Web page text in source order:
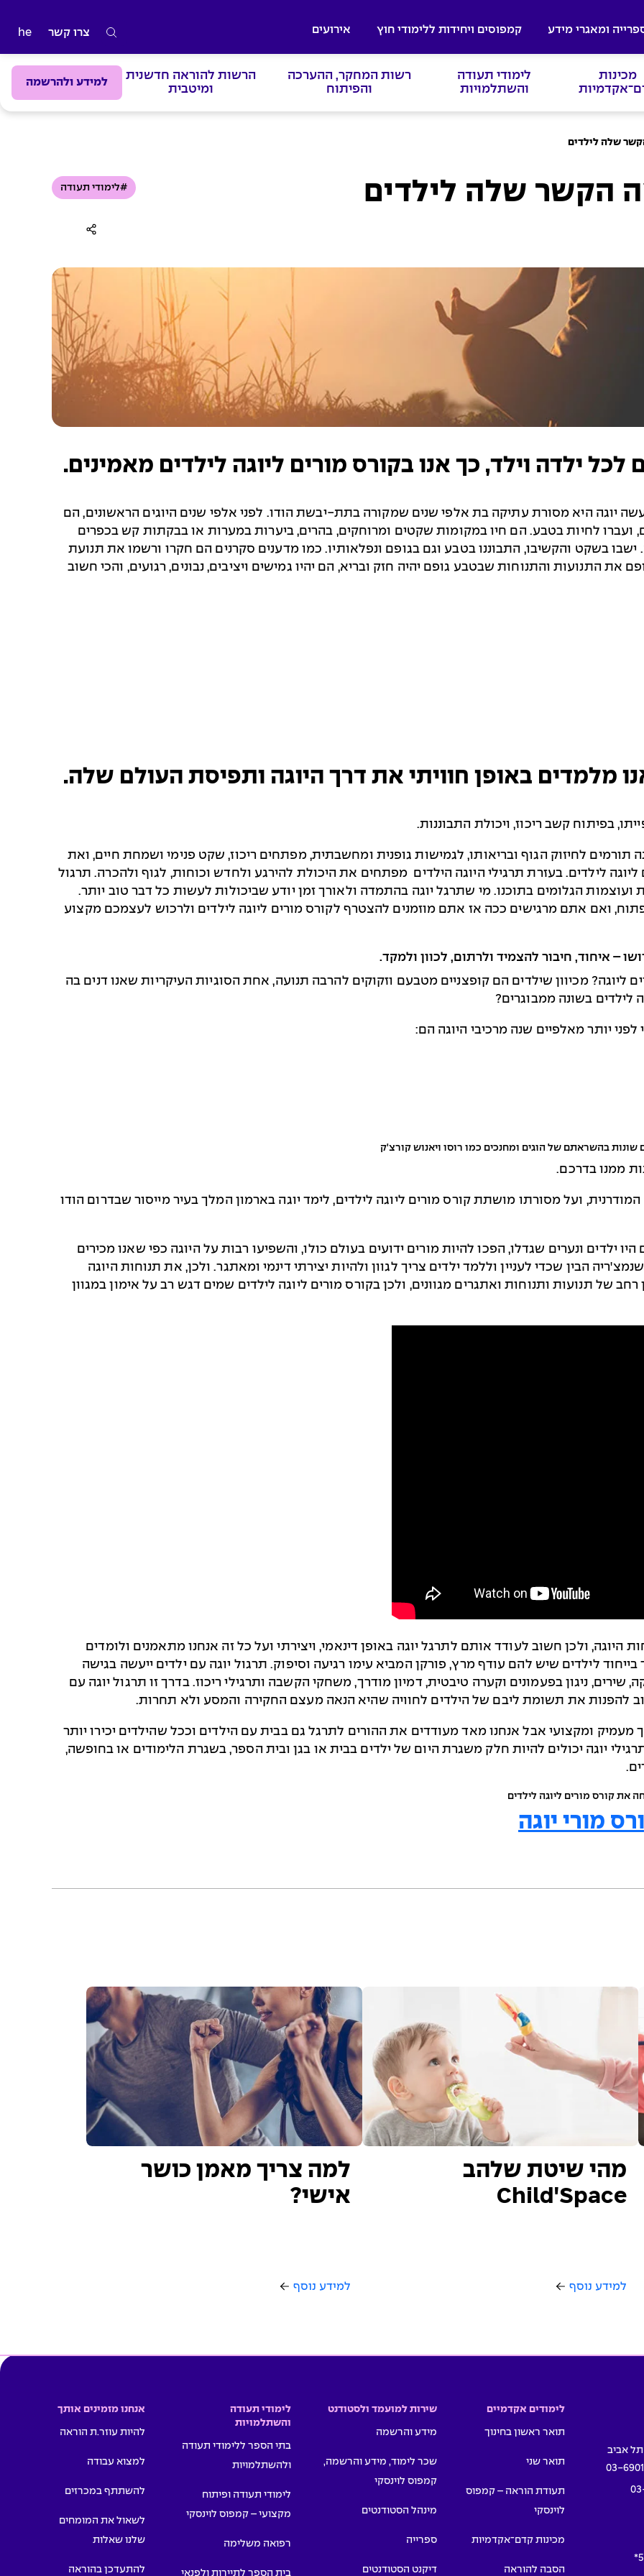
ומאגרי מידע קמפוסים ויחידות ללימודי חוץ
אירועים
ל
ד
י
ם
צרו קשר he
מכינות
לימודי תעודה
והשתלמויות
רשות המחקר, ההערכה
והפיתוח
הרשות להוראה חדשנית
ומיטבית
למידע ולהרשמה
שלה לילדים
הקשר שלה לילדים #לימודי תעודה
לכל ילדה וילד, כך אנו בקורס מורים ליוגה לילדים מאמינים.
יוגה אך למעשה יוגה היא מסורת עתיקה בת אלפי שנים שמקורה בתת-יבשת הודו. לפני אלפי שנים היוגים הראשונים, הם
ועברו לחיות בטבע. הם חיו במקומות שקטים ומרוחקים, בהרים, ביערות במערות או בבקתות קש בכפרים
בשקט והקשיבו, התבוננו בטבע וגם בגופם ונפלאותיו. כמו מדענים סקרנים הם חקרו ורשמו את תנועת
את התנועות והתנוחות שבטבע גופם יהיה חזק ובריא, הם יהיו גמישים ויציבים, נבונים, רגועים, והכי חשוב
מלמדים באופן חוויתי את דרך היוגה ותפיסת העולם שלה.
בפיתוח קשב ריכוז, ויכולת התבוננות.
תורמים לחיזוק הגוף ובריאותו, לגמישות גופנית ומחשבתית, מפתחים ריכוז, שקט פנימי ושמחת חיים, ואת
לילדים. בעזרת תרגילי היוגה הילדים מפתחים את היכולת להירגע ולחדש וכוחות, לגוף ולהכרה. תרגול
ועוצמות הגלומים בתוכנו. מי שתרגל יוגה בהתמדה ולאורך זמן יודע שביכולות לעשות כל דבר טוב יותר.
ואם אתם מרגישים ככה אז אתם מוזמנים להצטרף לקורס מורים ליוגה לילדים ולרכוש לעצמכם מקצוע
– איחוד, חיבור להצמיד ולרתום, לכוון ולמקד.
מכיוון שילדים הם קופצניים מטבעם וזקוקים להרבה תנועה, אחת הסוגיות העיקריות שאנו דנים בה
לילדים בשונה ממבוגרים?
יותר מאלפיים שנה מרכיבי היוגה הם:
שונות בהשראתם של הוגים ומחנכים כמו רוסו ויאנוש קורצ'ק
ממנו בדרכם.
ועל מסורתו מושתת קורס מורים ליוגה לילדים, לימד יוגה בארמון המלך בעיר מייסור שבדרום הודו
ותלמידיו הראשונים היו ילדים ונערים שגדלו, הפכו להיות מורים ידועים בעולם כולו, והשפיעו רבות על היוגה כפי שאנו מכירים
הבין שכדי לעניין וללמד ילדים צריך לגוון ולהיות יצירתי דינמי ומאתגר. ולכן, את תנוחות היוגה
של תנועות ותנוחות ואתגרים מגוונים, ולכן בקורס מורים ליוגה לילדים שמים דגש רב על אימון במגוון
ולכן חשוב לעודד אותם לתרגל יוגה באופן דינאמי, ויצירתי ועל כל זה אנחנו מתאמנים ולומדים
לילדים שיש להם עודף מרץ, פורקן המביא עימו רגיעה וסיפוק. תרגול יוגה עם ילדים ייעשה בגישה
ניגון בפעמונים וקערה טיבטית, דמיון מודרך, משחקי הקשבה ותרגילי ריכוז. בדרך זו תרגול יוגה עם
להפנות את תשומת ליבם של הילדים לחוויה שהיא הנאה מעצם החקירה והמסע ולא תחרות.
מעמיק ומקצועי אבל אנחנו מאד מעודדים את ההורים לתרגל גם בבית עם הילדים וככל שהילדים יכירו יותר
יוגה יכולים להיות חלק משגרת היום של ילדים בבית או בגן ובית הספר, בשגרת הלימודים או בחופשה,
את קורס מורים ליוגה לילדים
מורי יוגה
מהי שיטת שלהב
Child'Space
למידע נוסף
למה צריך מאמן כושר
אישי?
למידע נוסף
03-
לימודים אקדמיים
תואר ראשון בחינוך
תואר שני
תעודת הוראה – קמפוס
לוינסקי
מכינות קדם־אקדמיות
הסבה להוראה
שירות למועמד ולסטודנט
מידע והרשמה
שכר לימוד, מידע והרשמה,
קמפוס לוינסקי
מינהל הסטודנטים
ספרייה
דיקנט הסטודנטים
לימודי תעודה
והשתלמויות
בתי הספר ללימודי תעודה
ולהשתלמויות
לימודי תעודה ופיתוח
מקצועי – קמפוס לוינסקי
רפואה משלימה
בית הספר לתיירות ולפנאי
אנחנו מזמינים אותך
להיות עוזר.ת הוראה
למצוא עבודה
להשתתף במכרזים
לשאול את המומחים
שלנו שאלות
להתעדכן בהוראה